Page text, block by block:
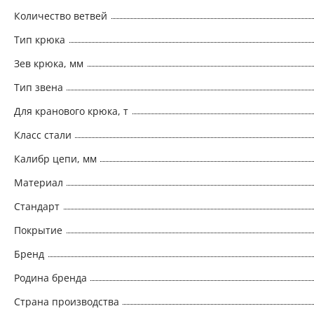
Количество ветвей
Тип крюка
Зев крюка, мм
Тип звена
Для кранового крюка, т
Класс стали
Калибр цепи, мм
Материал
Стандарт
Покрытие
Бренд
Родина бренда
Страна производства